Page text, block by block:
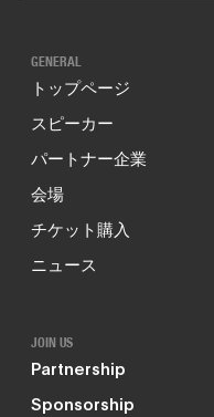
GENERAL
トップページ
スピーカー
パートナー企業
会場
チケット購入
ニュース
JOIN US
Partnership
Sponsorship